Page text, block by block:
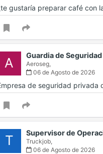
gustaría preparar café con
A Guardia de
Aeroseg,
06 de Agosto de 2026
de seguridad privada
T Supervisor de
Truckjob,
06 de Agosto de 2026